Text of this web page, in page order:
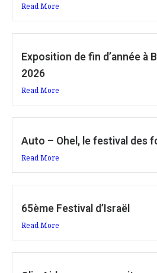
Read More
Exposition de fin d’année à
2026
Read More
Auto – Ohel, le festival des
Read More
65ème Festival d’Israël
Read More